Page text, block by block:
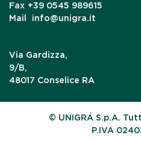
Fax +39 0545 989615
Mail
info@unigra.it
Via Gardizza,
9/B,
48017 Conselice RA
© UNIGRÁ S.p.A.
P.IVA